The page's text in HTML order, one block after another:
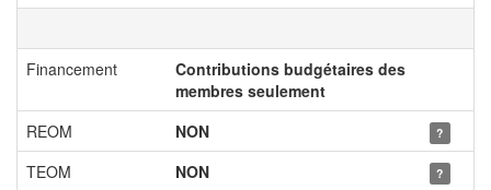
Financement
Contributions budgétaires des
membres seulement
REOM
NON ?
TEOM NON ?